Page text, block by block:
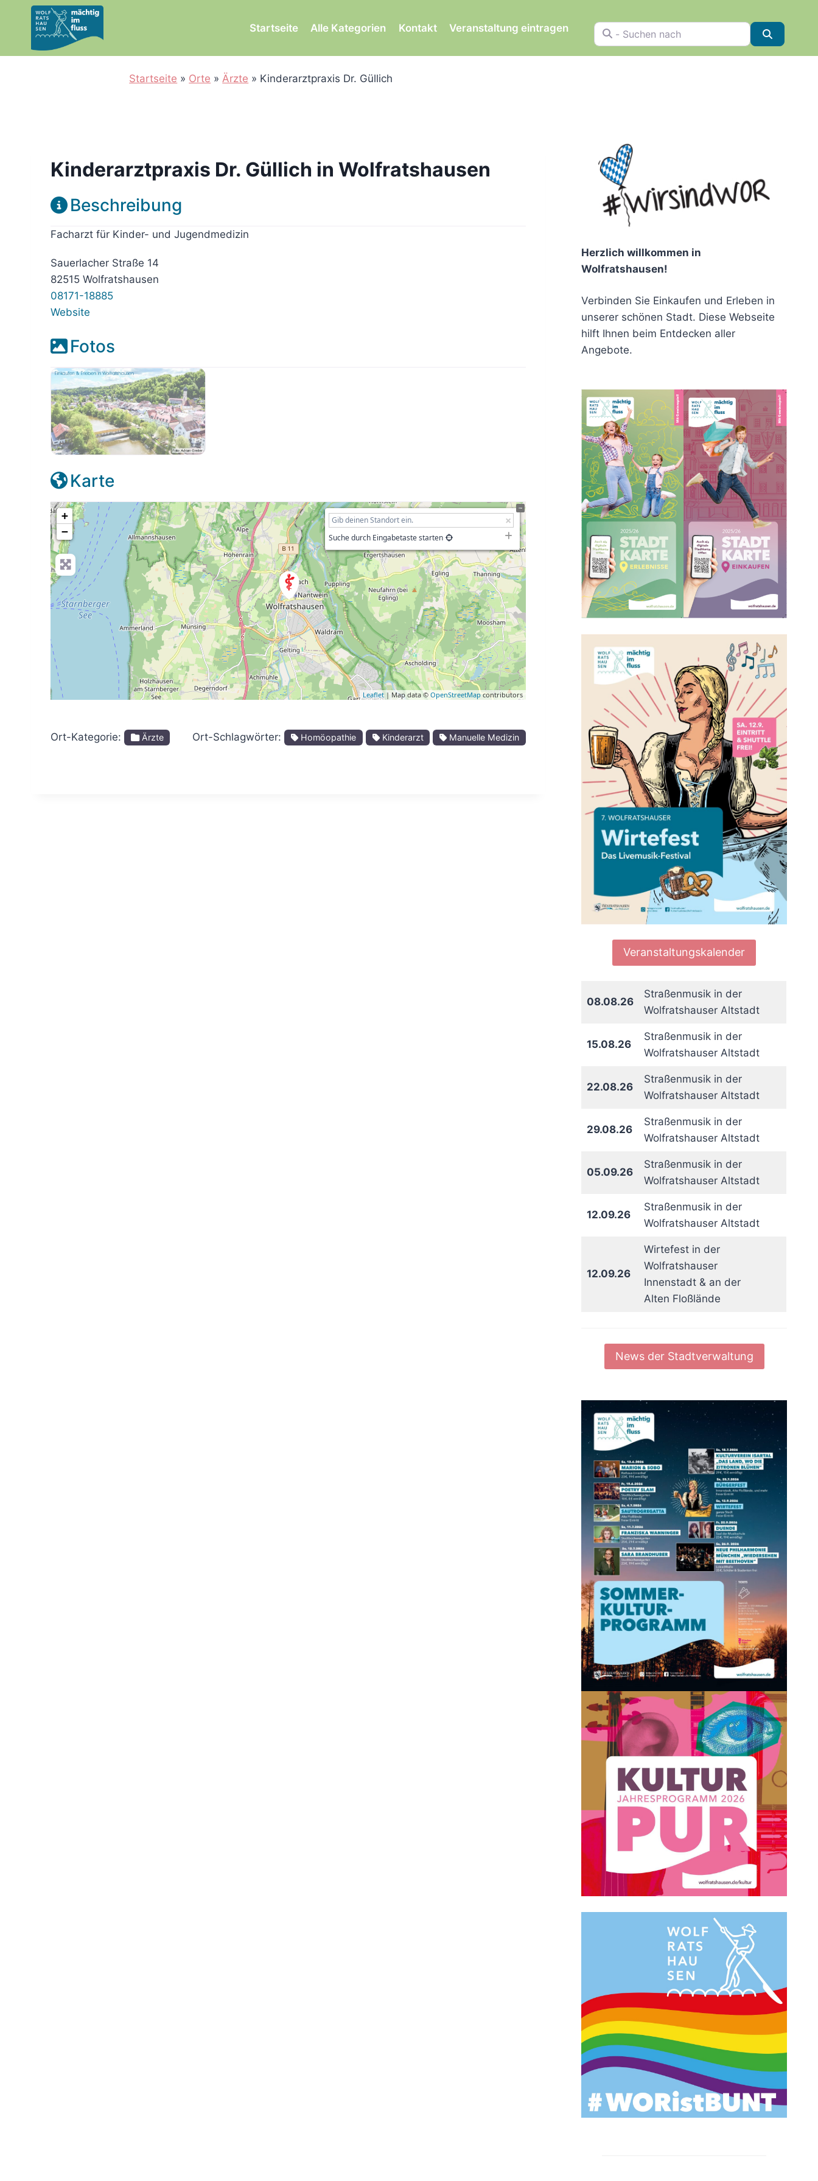
springen
Startseite Alle Kategorien Kontakt Veranstaltung eintragen - Suchen nach
Startseite » Orte »Ärzte » Kinderarztpraxis Dr. Güllich
Kinderarztpraxis Dr. Güllich in Wolfratshausen
Beschreibung
Facharzt für Kinder- und Jugendmedizin
Sauerlacher Straße 14
82515 Wolfratshausen
08171-18885
Website
Fotos
Karte
+
−
Suche durch Eingabetaste starten
Leaflet| Map data © OpenStreetMapcontributors
Ort-Kategorie: Ärzte Ort-Schlagwörter: Homöopathie Kinderarzt Manuelle Medizin
Herzlich willkommen in
Wolfratshausen!
Verbinden Sie Einkaufen und Erleben in
unserer schönen Stadt. Diese Webseite
hilft Ihnen beim Entdecken aller
Angebote.
Veranstaltungskalender
08.08.26
Straßenmusik in der
Wolfratshauser Altstadt
15.08.26
Straßenmusik in der
Wolfratshauser Altstadt
22.08.26
Straßenmusik in der
Wolfratshauser Altstadt
29.08.26
Straßenmusik in der
Wolfratshauser Altstadt
05.09.26
Straßenmusik in der
Wolfratshauser Altstadt
12.09.26
Straßenmusik in der
Wolfratshauser Altstadt
12.09.26
Wirtefest in der
Wolfratshauser
Innenstadt & an der
Alten Floßlände
News der Stadtverwaltung